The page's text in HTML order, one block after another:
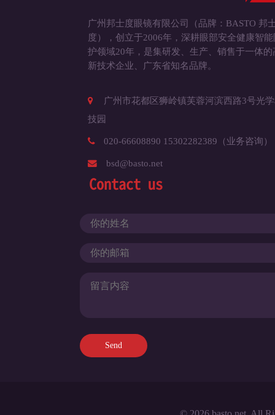
广州邦士度眼镜有限公司（品牌：BASTO 邦
度），创立于2006年，深耕眼部安全健康智能
护领域20年，是集研发、生产、销售于一体的
新技术企业、广东省知名品牌。
广州市花都区狮岭镇芙蓉河滨西路3号光
技园
020-66608890 15302282389（业务咨询）
bsd@basto.net
Contact us